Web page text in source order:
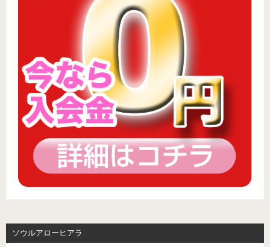
ソウルアローヒアラ